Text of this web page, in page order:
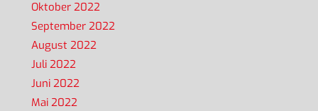
Oktober 2022
September 2022
August 2022
Juli 2022
Juni 2022
Mai 2022